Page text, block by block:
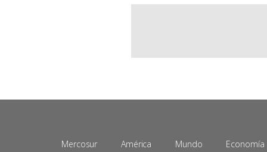
Mercosur América Mundo Economía